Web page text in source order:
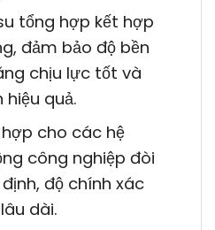
tổng hợp kết hợp
đảm bảo độ bền
chịu lực tốt và
quả.
cho các hệ
công nghiệp đòi
độ chính xác
dài.